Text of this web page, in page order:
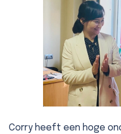
Corry heeft een hoge